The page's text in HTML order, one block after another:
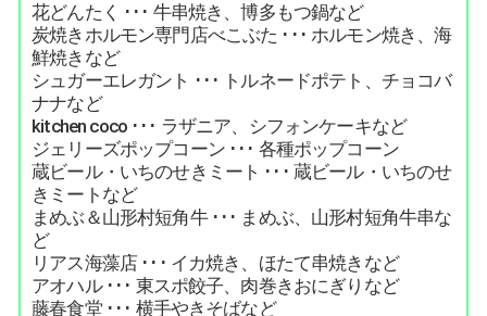
花どんたく ･･･ 牛串焼き、博多もつ鍋など
炭焼きホルモン専門店べこぶた ･･･ ホルモン焼き、海
鮮焼きなど
シュガーエレガント ･･･ トルネードポテト、チョコバ
ナナなど
kitchen coco ･･･ ラザニア、シフォンケーキなど
ジェリーズポップコーン ･･･ 各種ポップコーン
蔵ビール・いちのせきミート ･･･ 蔵ビール・いちのせ
きミートなど
まめぶ＆山形村短角牛 ･･･ まめぶ、山形村短角牛串な
ど
リアス海藻店 ･･･ イカ焼き、ほたて串焼きなど
アオハル ･･･ 東スポ餃子、肉巻きおにぎりなど
藤春食堂 ･･･ 横手やきそばなど